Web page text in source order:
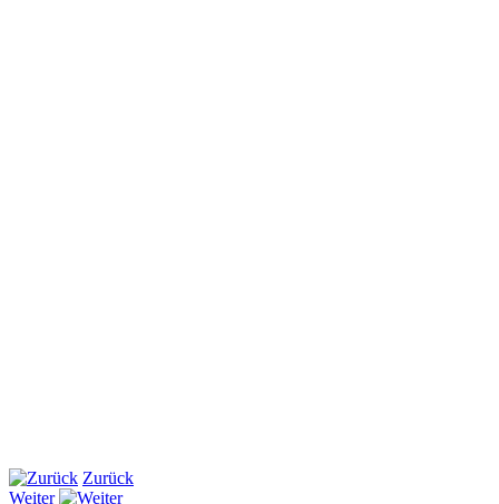
Zurück
Weiter